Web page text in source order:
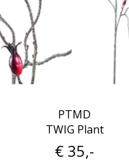
PTMD
TWIG Plant
€ 35,-